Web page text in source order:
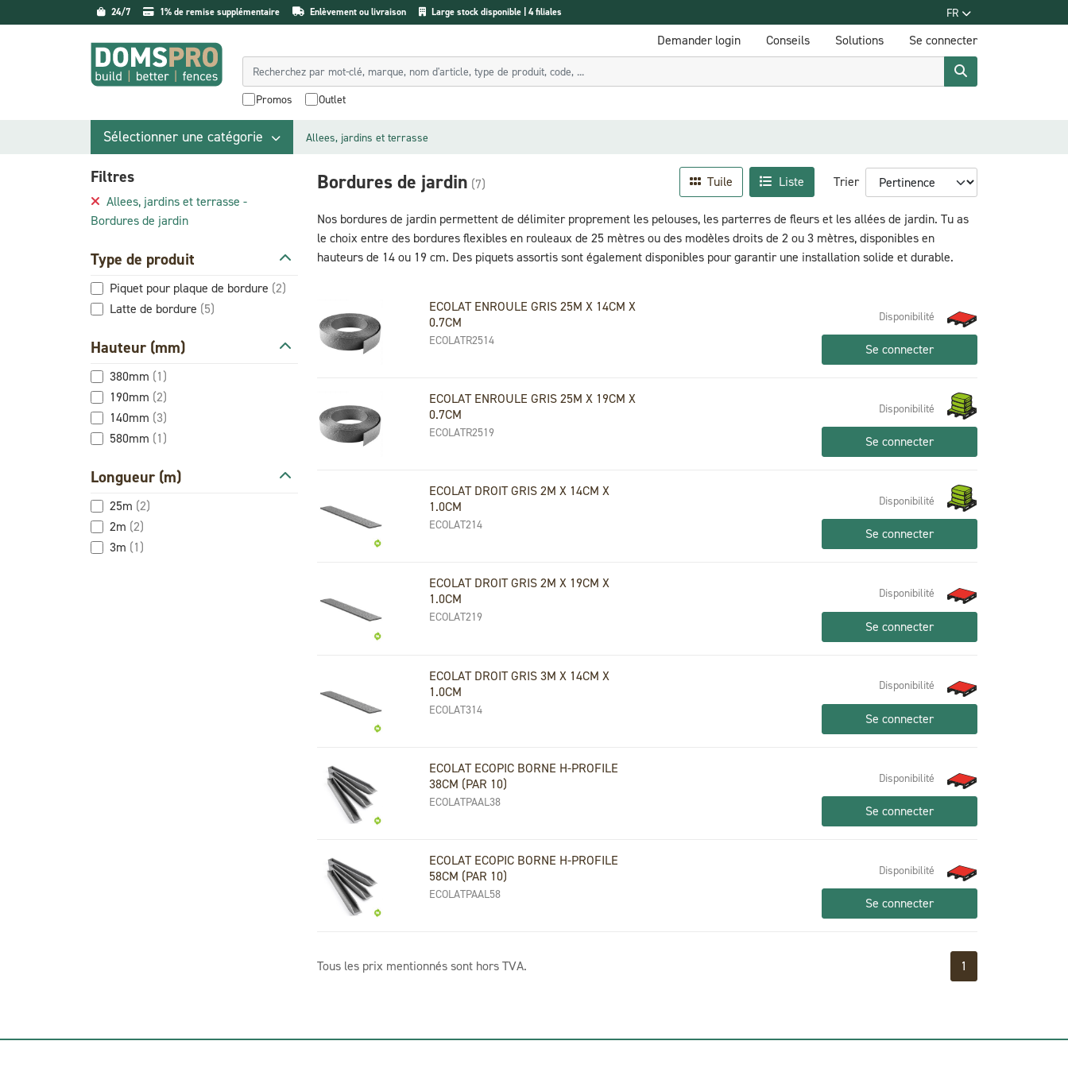
24/7 1% de remise supplémentaire Enlèvement ou livraison Large stock disponible | 4 filiales FR
Demander login Conseils Solutions Se connecter
Promos Outlet
Sélectionner une catégorie Allees, jardins et terrasse
Filtres
Allees, jardins et terrasse -
Bordures de jardin
Type de produit
Piquet pour plaque de bordure (2)
Latte de bordure (5)
Hauteur (mm)
380mm (1)
190mm (2)
140mm (3)
580mm (1)
Longueur (m)
25m (2)
2m (2)
3m (1)
Bordures de jardin (7) Tuile Liste Trier
Nos bordures de jardin permettent de délimiter proprement les pelouses, les parterres de fleurs et les allées de jardin. Tu as
le choix entre des bordures flexibles en rouleaux de 25 mètres ou des modèles droits de 2 ou 3 mètres, disponibles en
hauteurs de 14 ou 19 cm. Des piquets assortis sont également disponibles pour garantir une installation solide et durable.
ECOLAT ENROULE GRIS 25M X 14CM X
0.7CM
ECOLATR2514
Disponibilité
Se connecter
ECOLAT ENROULE GRIS 25M X 19CM X
0.7CM
ECOLATR2519
Disponibilité
Se connecter
ECOLAT DROIT GRIS 2M X 14CM X
1.0CM
ECOLAT214
Disponibilité
Se connecter
ECOLAT DROIT GRIS 2M X 19CM X
1.0CM
ECOLAT219
Disponibilité
Se connecter
ECOLAT DROIT GRIS 3M X 14CM X
1.0CM
ECOLAT314
Disponibilité
Se connecter
ECOLAT ECOPIC BORNE H-PROFILE
38CM (PAR 10)
ECOLATPAAL38
Disponibilité
Se connecter
ECOLAT ECOPIC BORNE H-PROFILE
58CM (PAR 10)
ECOLATPAAL58
Disponibilité
Se connecter
Tous les prix mentionnés sont hors TVA. 1